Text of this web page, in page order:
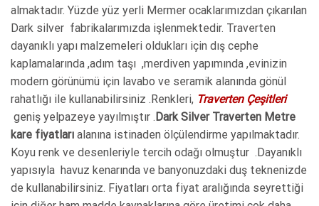
almaktadır. Yüzde yüz yerli Mermer ocaklarımızdan çıkarılan
Dark silver fabrikalarımızda işlenmektedir. Traverten
dayanıklı yapı malzemeleri oldukları için dış cephe
kaplamalarında ,adım taşı ,merdiven yapımında ,evinizin
modern görünümü için lavabo ve seramik alanında gönül
rahatlığı ile kullanabilirsiniz .Renkleri, Traverten Çeşitleri
geniş yelpazeye yayılmıştır .Dark Silver Traverten Metre
kare fiyatları alanına istinaden ölçülendirme yapılmaktadır.
Koyu renk ve desenleriyle tercih odağı olmuştur .Dayanıklı
yapısıyla havuz kenarında ve banyonuzdaki duş teknenizde
de kullanabilirsiniz. Fiyatları orta fiyat aralığında seyrettiği